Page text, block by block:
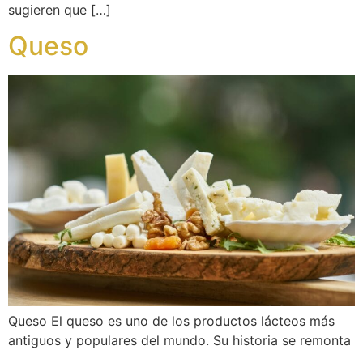
sugieren que […]
Queso
Queso El queso es uno de los productos lácteos más
antiguos y populares del mundo. Su historia se remonta